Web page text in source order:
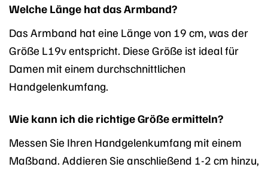
Welche Länge hat das Armband?
Das Armband hat eine Länge von 19 cm, was der
Größe L19v entspricht. Diese Größe ist ideal für
Damen mit einem durchschnittlichen
Handgelenkumfang.
Wie kann ich die richtige Größe ermitteln?
Messen Sie Ihren Handgelenkumfang mit einem
Maßband. Addieren Sie anschließend 1-2 cm hinzu,